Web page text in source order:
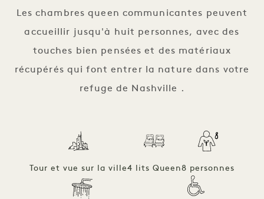
Les chambres queen communicantes peuvent
accueillir jusqu'à huit personnes, avec des
touches bien pensées et des matériaux
récupérés qui font entrer la nature dans votre
refuge de Nashville .
Tour et vue sur la ville4 lits Queen8 personnes